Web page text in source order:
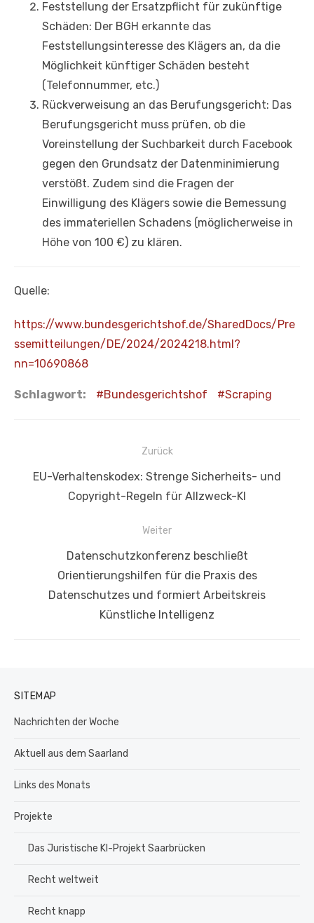
Feststellung der Ersatzpflicht für zukünftige
Schäden: Der BGH erkannte das
Feststellungsinteresse des Klägers an, da die
Möglichkeit künftiger Schäden besteht
(Telefonnummer, etc.)
Rückverweisung an das Berufungsgericht: Das
Berufungsgericht muss prüfen, ob die
Voreinstellung der Suchbarkeit durch Facebook
gegen den Grundsatz der Datenminimierung
verstößt. Zudem sind die Fragen der
Einwilligung des Klägers sowie die Bemessung
des immateriellen Schadens (möglicherweise in
Höhe von 100 €) zu klären.
Quelle:
https://www.bundesgerichtshof.de/SharedDocs/Pre
ssemitteilungen/DE/2024/2024218.html?
nn=10690868
Schlagwort: Bundesgerichtshof Scraping
Beitragsnavigation
Zurück
Vorheriger
EU-Verhaltenskodex: Strenge Sicherheits- und
Copyright-Regeln für Allzweck-KI​
Weiter
Nächster
Beitrag:
Datenschutzkonferenz beschließt
Orientierungshilfen für die Praxis des
Datenschutzes und formiert Arbeitskreis
Künstliche Intelligenz
SITEMAP
Nachrichten der Woche
Aktuell aus dem Saarland
Links des Monats
Projekte
Das Juristische KI-Projekt Saarbrücken
Recht weltweit
Recht knapp